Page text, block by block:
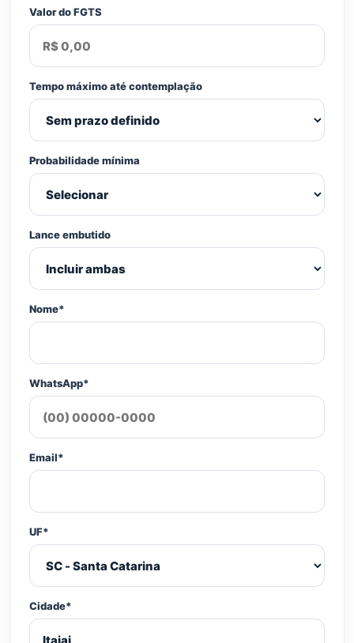
Valor do FGTS
Tempo máximo até contemplação
Probabilidade mínima
Lance embutido
Nome*
WhatsApp*
Email*
UF*
Cidade*